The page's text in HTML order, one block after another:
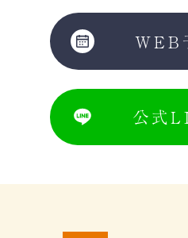
WEB
公式